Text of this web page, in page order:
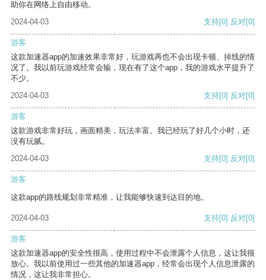
助你在网络上自由移动。
2024-04-03
支持[0] 反对[0]
游客
这款加速器app的加速效果非常好，玩游戏再也不会出现卡顿、掉线的情
况了。我以前玩游戏经常会输，现在有了这个app，我的游戏水平提升了
不少。
2024-04-03
支持[0] 反对[0]
游客
这款游戏非常好玩，画面精美，玩法丰富。我已经玩了好几个小时，还
没有玩腻。
2024-04-03
支持[0] 反对[0]
游客
这款app的路线规划非常精准，让我能够快速到达目的地。
2024-04-03 支持[0] 反对[0]
游客
这款加速器app的安全性很高，使用过程中不会泄露个人信息，这让我很
放心。我以前使用过一些其他的加速器app，经常会出现个人信息泄露的
情况，这让我非常担心。